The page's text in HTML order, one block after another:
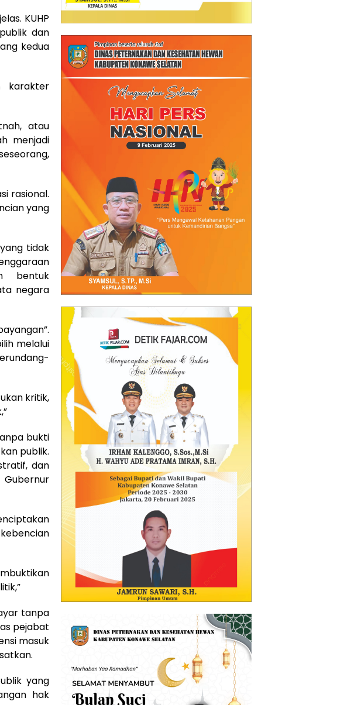
KUHP
dan
kedua
karakter
atau
menjadi
rasional.
yang
tidak
bentuk
negara
melalui
kritik,
bukti
publik.
dan
tanpa
pejabat
masuk
yang
hak